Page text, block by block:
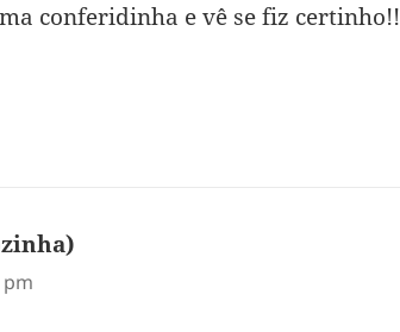
conferidinha e vê se fiz certinho!!